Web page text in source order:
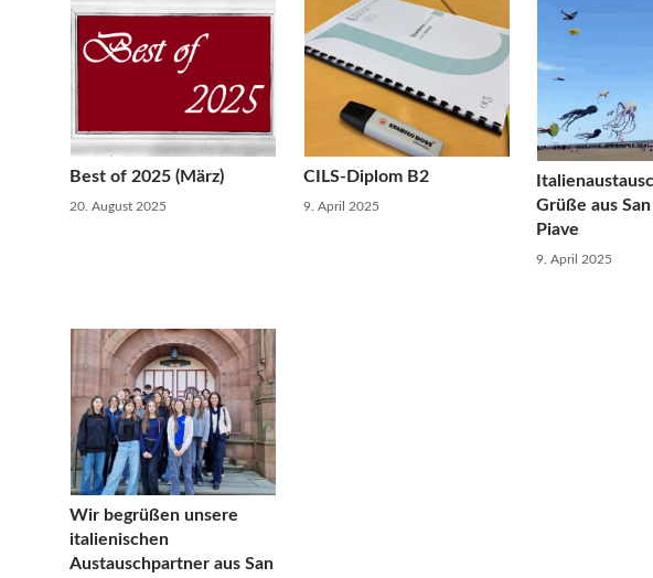
Best of 2025 (März)
20. August 2025
CILS-Diplom B2
9. April 2025
Grüße aus
Piave
9. April 2025
Wir begrüßen unsere
italienischen
Austauschpartner aus San